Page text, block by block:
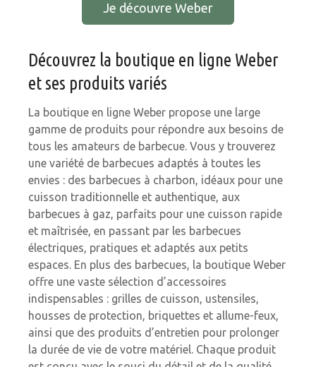
Je découvre Weber
Découvrez la boutique en ligne Weber
et ses produits variés
La boutique en ligne Weber propose une large
gamme de produits pour répondre aux besoins de
tous les amateurs de barbecue. Vous y trouverez
une variété de barbecues adaptés à toutes les
envies : des barbecues à charbon, idéaux pour une
cuisson traditionnelle et authentique, aux
barbecues à gaz, parfaits pour une cuisson rapide
et maîtrisée, en passant par les barbecues
électriques, pratiques et adaptés aux petits
espaces. En plus des barbecues, la boutique Weber
offre une vaste sélection d’accessoires
indispensables : grilles de cuisson, ustensiles,
housses de protection, briquettes et allume-feux,
ainsi que des produits d’entretien pour prolonger
la durée de vie de votre matériel. Chaque produit